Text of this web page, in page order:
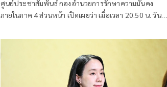
ศูนย์ประชาสัมพันธ์ กองอำนวยการรักษาความมั่นคง
ภายในภาค 4 ส่วนหน้า เปิดเผยว่า เมื่อเวลา 20.50 น. วันที่
ลอบยิงนายรียะ อาแว อดีตผู้ช่วยผู้ใหญ่บ้านหมู่ที่ 5